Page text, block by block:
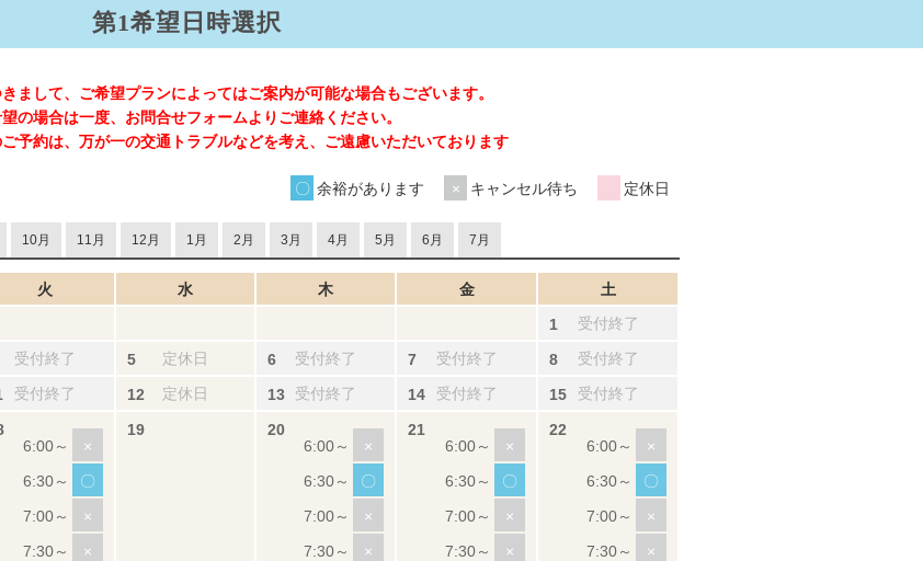
第1希望日時選択
まして、ご希望プランによってはご案内が可能な場合もございます。
の場合は一度、お問合せフォームよりご連絡ください。
予約は、万が一の交通トラブルなどを考え、ご遠慮いただいております
余裕があります キャンセル待ち 定休日
10月 11月 12月 1月 2月 3月 4月 5月 6月 7月
火 水 木 金
土
受付終了
受付終了 定休日 受付終了 受付終了
受付終了
受付終了 定休日 受付終了 受付終了 受付終了
×
〇
×
×
×
〇
×
×
×
〇
×
×
×
〇
×
×